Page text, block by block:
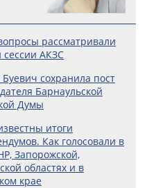
рассматривали
сессии АКЗС
Буевич сохранила пост
Барнаульской
Думы
итоги
Как голосовали в
Запорожской,
областях и в
крае